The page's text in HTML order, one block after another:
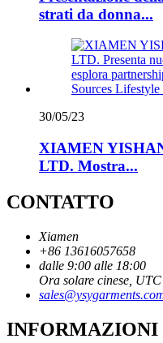
strati da donna...
30/05/23
XIAMEN
LTD. Mostra...
CONTATTO
Xiamen
+86 13616057658
dalle 9:00 alle 18:00
Ora solare cinese,
INFORMAZIONI